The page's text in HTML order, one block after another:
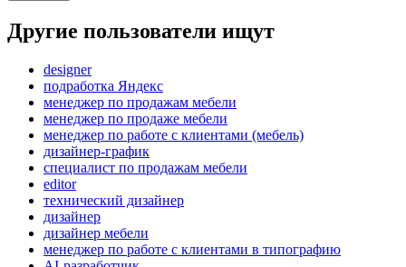
Другие пользователи ищут
designer
подработка Яндекс
менеджер по продажам мебели
менеджер по продаже мебели
менеджер по работе с клиентами (мебель)
дизайнер-график
специалист по продажам мебели
editor
технический дизайнер
дизайнер
дизайнер мебели
менеджер по работе с клиентами в типографию